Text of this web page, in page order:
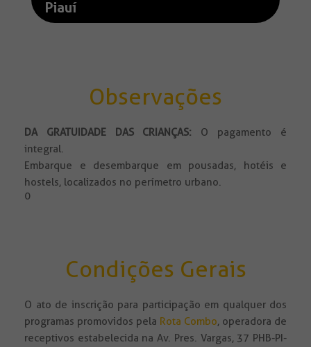
Piauí
Observações
DA GRATUIDADE DAS CRIANÇAS: O pagamento é
integral.
Embarque e desembarque em pousadas, hotéis e
hostels, localizados no perímetro urbano.
0
Condições Gerais
O ato de inscrição para participação em qualquer dos
programas promovidos pela Rota Combo, operadora de
receptivos estabelecida na Av. Pres. Vargas, 37 PHB-PI-